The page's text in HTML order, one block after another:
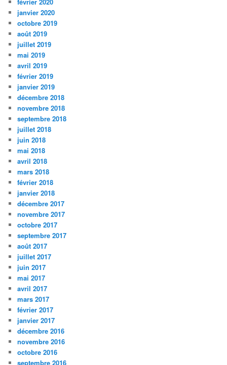
janvier 2020
octobre 2019
août 2019
juillet 2019
mai 2019
avril 2019
février 2019
janvier 2019
décembre 2018
novembre 2018
septembre 2018
juillet 2018
juin 2018
mai 2018
avril 2018
mars 2018
février 2018
janvier 2018
décembre 2017
novembre 2017
octobre 2017
septembre 2017
août 2017
juillet 2017
juin 2017
mai 2017
avril 2017
mars 2017
février 2017
janvier 2017
décembre 2016
novembre 2016
octobre 2016
septembre 2016